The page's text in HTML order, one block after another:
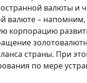
валюты и
валюте –
корпорацию
страны. При
по мере